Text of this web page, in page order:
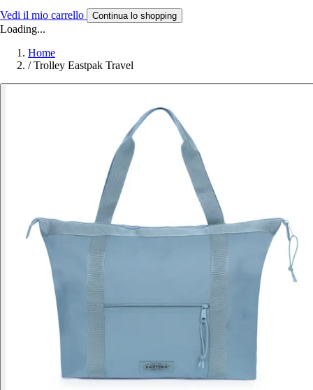
Vedi il mio carrello Continua lo shopping
Loading...
Home
/ Trolley Eastpak Travel